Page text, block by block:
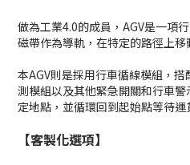
做為工業4.0的成員，AGV是一項
磁帶作為導軌，在特定的路徑上移
本AGV則是採用行車循線模組，
測模組以及其他緊急開關和行車
定地點，並循環回到起始點等待運
【客製化選項】